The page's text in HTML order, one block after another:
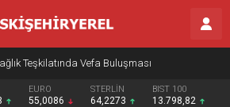
Teşkilatında Vefa Buluşması
EURO
55,0086
STERLİN
64,2273
BIST 100
13.798,82